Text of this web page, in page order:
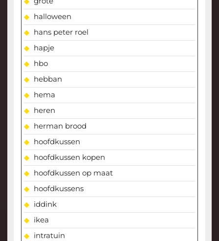
halloween
hans peter roel
hapje
hbo
hebban
hema
heren
herman brood
hoofdkussen
hoofdkussen kopen
hoofdkussen op maat
hoofdkussens
iddink
ikea
intratuin